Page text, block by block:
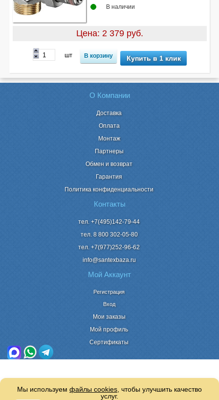
В наличии
Цена: 2 379 руб.
шт Купить в 1 клик
О Компании
Доставка
Оплата
Монтаж
Партнеры
Обмен и возврат
Гарантия
Политика конфиденциальности
Контакты
тел. +7(495)142-79-44
тел. 8 800302-05-80
тел. +7(977)252-96-62
info@santexbaza.ru
Мой Аккаунт
Регистрация
Вход
Мои заказы
Мой профиль
Сертификаты
Мы используем файлы cookies , чтобы улучшить качество
услуг.